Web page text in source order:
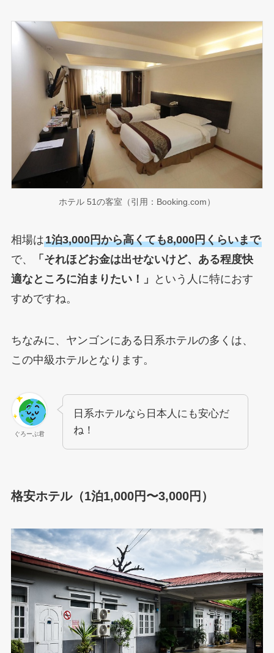
ホテル 51の客室（引用：Booking.com）
相場は1泊3,000円から高くても8,000円くらいまで
で、
「それほどお金は出せないけど、ある程度快
適なところに泊まりたい！」
という人に特におす
すめですね。
ちなみに、ヤンゴンにある日系ホテルの多くは、
この中級ホテルとなります。
ぐろーぶ君
日系ホテルなら日本人にも安心だ
ね！
格安ホテル（1泊1,000円〜3,000円）